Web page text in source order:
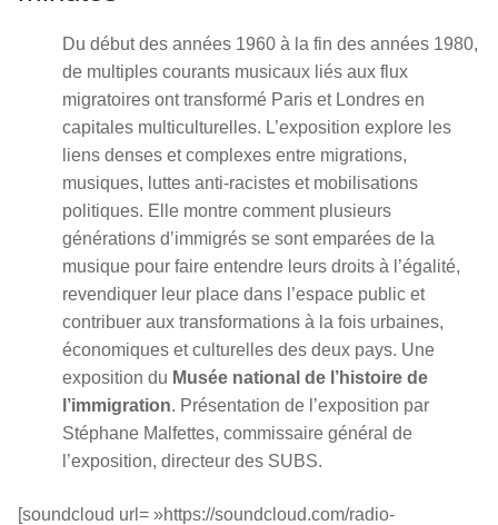
Du début des années 1960 à la fin des années 1980,
de multiples courants musicaux liés aux flux
migratoires ont transformé Paris et Londres en
capitales multiculturelles. L’exposition explore les
liens denses et complexes entre migrations,
musiques, luttes anti-racistes et mobilisations
politiques. Elle montre comment plusieurs
générations d’immigrés se sont emparées de la
musique pour faire entendre leurs droits à l’égalité,
revendiquer leur place dans l’espace public et
contribuer aux transformations à la fois urbaines,
économiques et culturelles des deux pays. Une
exposition du Musée national de l’histoire de
l’immigration. Présentation de l’exposition par
Stéphane Malfettes, commissaire général de
l’exposition, directeur des SUBS.
[soundcloud url= »https://soundcloud.com/radio-